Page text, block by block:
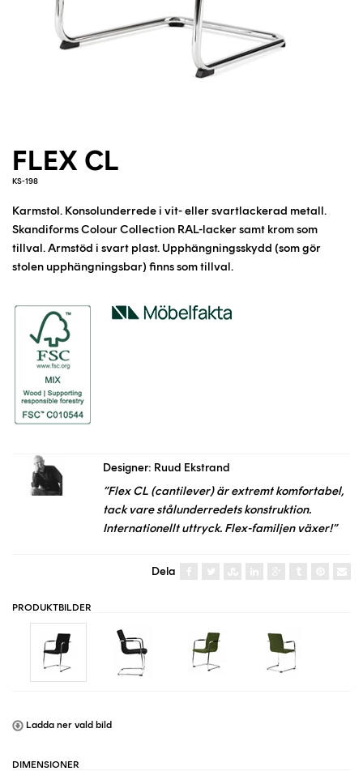
FLEX CL
KS-198
Karmstol. Konsolunderrede i vit- eller svartlackerad metall.
Skandiforms Colour Collection RAL-lacker samt krom som
tillval. Armstöd i svart plast. Upphängningsskydd (som gör
stolen upphängningsbar) finns som tillval.
Designer: Ruud Ekstrand
”Flex CL (cantilever) är extremt komfortabel,
tack vare stålunderredets konstruktion.
Internationellt uttryck. Flex-familjen växer!”
Dela
PRODUKTBILDER
Ladda ner vald bild
DIMENSIONER